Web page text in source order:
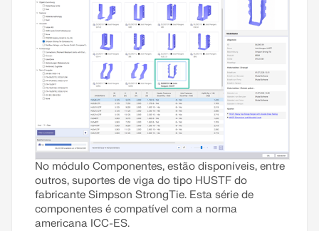
No módulo Componentes, estão disponíveis, entre
outros, suportes de viga do tipo HUSTF do
fabricante Simpson StrongTie. Esta série de
componentes é compatível com a norma
americana ICC-ES.